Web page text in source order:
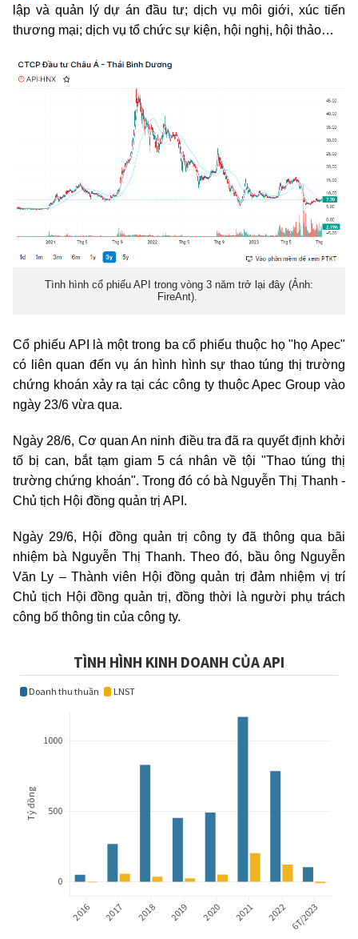
lập và quản lý dự án đầu tư; dịch vụ môi giới, xúc tiến
thương mại; dịch vụ tổ chức sự kiện, hội nghị, hội thảo…
Tình hình cổ phiếu API trong vòng 3 năm trở lại đây (Ảnh:
FireAnt).
Cổ phiếu API là một trong ba cổ phiếu thuộc họ "họ Apec"
có liên quan đến vụ án hình hình sự thao túng thị trường
chứng khoán xảy ra tại các công ty thuộc Apec Group vào
ngày 23/6 vừa qua.
Ngày 28/6, Cơ quan An ninh điều tra đã ra quyết định khởi
tố bị can, bắt tạm giam 5 cá nhân về tội "Thao túng thị
trường chứng khoán". Trong đó có bà Nguyễn Thị Thanh -
Chủ tịch Hội đồng quản trị API.
Ngày 29/6, Hội đồng quản trị công ty đã thông qua bãi
nhiệm bà Nguyễn Thị Thanh. Theo đó, bầu ông Nguyễn
Văn Ly – Thành viên Hội đồng quản trị đảm nhiệm vị trí
Chủ tịch Hội đồng quản trị, đồng thời là người phụ trách
công bố thông tin của công ty.